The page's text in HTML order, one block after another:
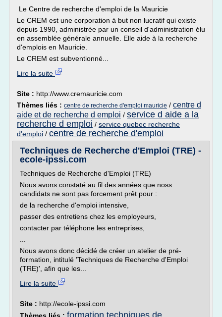
Le Centre de recherche d'emploi de la Mauricie
Le CREM est une corporation à but non lucratif qui existe
depuis 1990, administrée par un conseil d'administration élu
en assemblée générale annuelle. Elle aide à la recherche
d'emplois en Mauricie.
Le CREM est subventionné...
Lire la suite
Site : http://www.cremauricie.com
Thèmes liés : centre de recherche d'emploi mauricie / centre d
aide et de recherche d emploi / service d aide a la
recherche d emploi / service quebec recherche
d'emploi / centre de recherche d'emploi
Techniques de Recherche d'Emploi (TRE) -
ecole-ipssi.com
Techniques de Recherche d'Emploi (TRE)
Nous avons constaté au fil des années que noss
candidats ne sont pas forcement prêt pour :
de la recherche d'emploi intensive,
passer des entretiens chez les employeurs,
contacter par téléphone les entreprises,
Nous avons donc décidé de créer un atelier de pré-
formation, intitulé 'Techniques de Recherche d'Emploi
(TRE)', afin que les...
Lire la suite
Site : http://ecole-ipssi.com
formation techniques de